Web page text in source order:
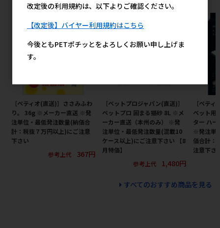
［ペティオ(直送)］ささみふわ
り。 36g ※メーカー直送 ※発
注単位・最低発注数量(納価合
計：税抜７万円以上)にご注意
下さい
参考上代
367円
［ペットプロジャパン(直送)］
ペットプロ 固まる猫砂 8L ※メ
ーカー直送（本州のみ） ※発
注単位・最低発注数量(混載10
ケース以上)にご注意下さい 【8
月特価】
参考上代
1,480円
［ペテ
ペット用
ター ハ
※発注単
価合計：
注意下さ
すべてのおすすめ商品を見る
改定後の利用規約は、以下よりご確認ください。
【改定後】バイヤー利用規約はこちら
今後ともPETポチッとをよろしくお願い申し上げま
す。